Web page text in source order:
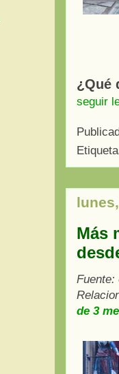
¿Qué
seguir
Más
Fuente:
de 3